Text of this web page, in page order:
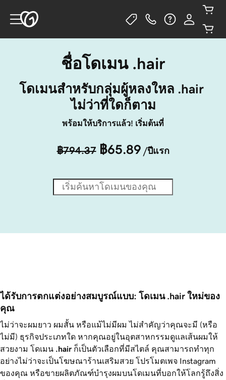
ชื่อโดเมน .hair
โดเมนสำหรับกลุ่มผู้หลงใหล .hair
ไม่ว่าที่ใดก็ตาม
พร้อมให้บริการแล้ว! เริ่มต้นที่
฿794.37 ฿65.89 /ปีแรก
ได้รับการตกแต่งอย่างสมบูรณ์แบบ: โดเมน .hair ใหม่ของ
คุณ
ไม่ว่าจะผมยาว ผมสั้น หรือแม้ไม่มีผม ไม่สำคัญว่าคุณจะมี (หรือ
ไม่มี) ธุรกิจประเภทใด หากคุณอยู่ในอุตสาหกรรมดูแลเส้นผมให้
สวยงาม โดเมน .hair ก็เป็นตัวเลือกที่มีสไตล์ คุณสามารถทำทุก
อย่างไม่ว่าจะเป็นโฆษณาร้านเสริมสวย โปรโมตเพจ Instagram
ของคุณ หรือขายผลิตภัณฑ์บำรุงผมบนโดเมนที่บอกให้โลกรู้ถึงสิ่ง